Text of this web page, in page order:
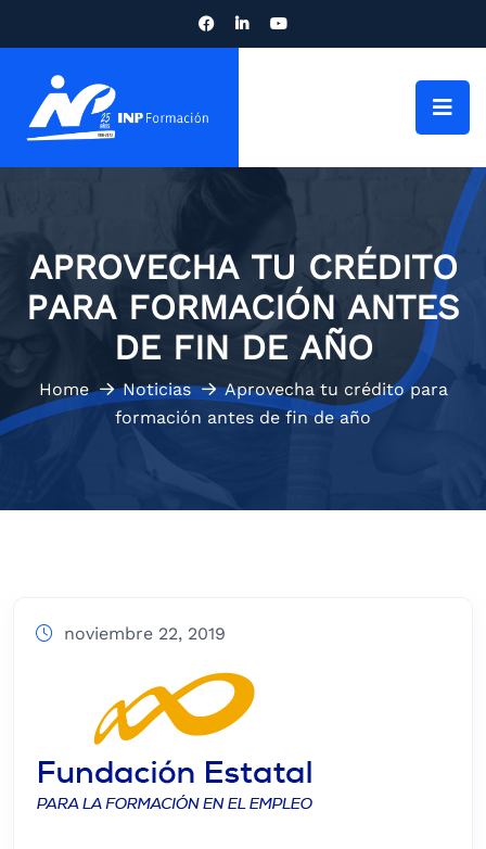
APROVECHA TU CRÉDITO
PARA FORMACIÓN ANTES
DE FIN DE AÑO
Home Noticias
Aprovecha tu crédito para
formación antes de fin de año
noviembre 22, 2019